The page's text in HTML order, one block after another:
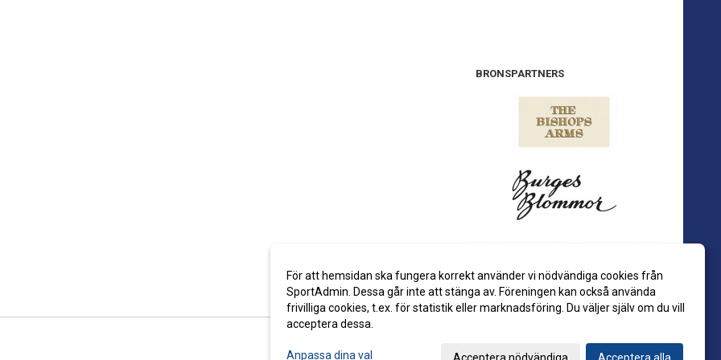
BRONSPARTNERS
För att hemsidan ska fungera korrekt använder vi nödvändiga cookies från
SportAdmin. Dessa går inte att stänga av. Föreningen kan också använda
frivilliga cookies, t.ex. för statistik eller marknadsföring. Du väljer själv om du vill
acceptera dessa.
Anpassa dina val